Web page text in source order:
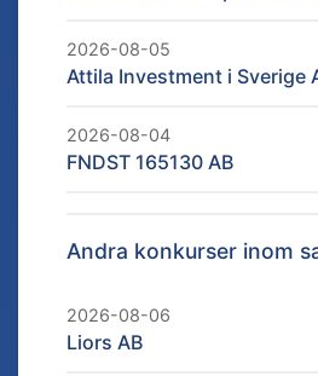
2026-08-05
Attila Investment i Sverige
2026-08-04
FNDST 165130 AB
Andra konkurser inom
2026-08-06
Liors AB